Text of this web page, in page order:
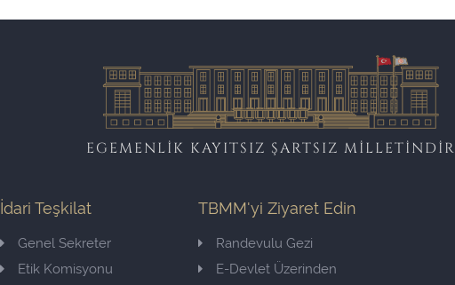
EGEMENLİK KAYITSIZ ŞARTSIZ MİLLETİNDİR
İdari Teşkilat
Genel Sekreter
Etik Komisyonu
TBMM'yi Ziyaret Edin
Randevulu Gezi
E-Devlet Üzerinden